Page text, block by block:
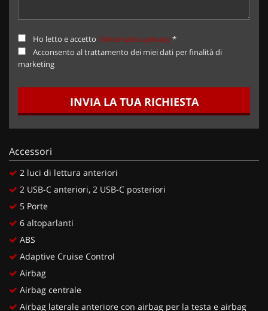
Ho letto e accetto l'informativa privacy*
Acconsento al trattamento dei miei dati per finalità di
marketing
INVIA LA TUA RICHIESTA
Accessori
2 luci di lettura anteriori
2 USB-C anteriori, 2 USB-C posteriori
5 Porte
6 altoparlanti
ABS
Adaptive Cruise Control
Airbag
Airbag centrale
Airbag laterale anteriore con airbag per la testa e airbag